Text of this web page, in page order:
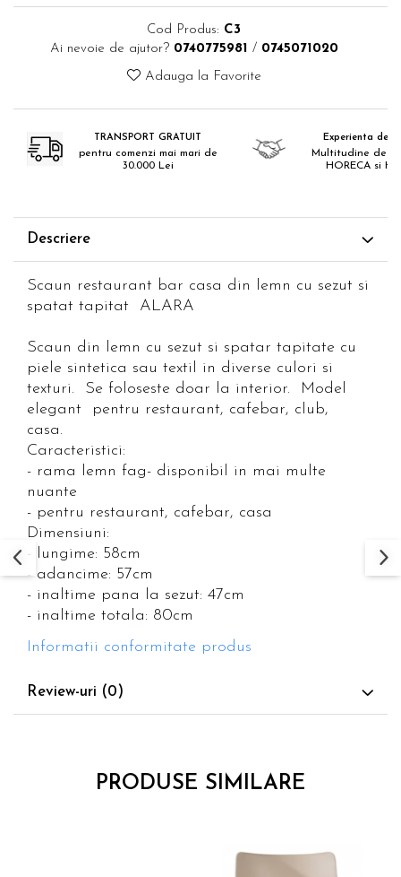
Cod Produs: C3
Ai nevoie de ajutor? 0740775981 / 0745071020
Adauga la Favorite
TRANSPORT GRATUIT
pentru comenzi mai mari de
30.000 Lei
Experienta de
Multitudine de
HORECA si
Descriere
Scaun restaurant bar casa din lemn cu sezut si
spatat tapitat ALARA
Scaun din lemn cu sezut si spatar tapitate cu
piele sintetica sau textil in diverse culori si
texturi. Se foloseste doar la interior. Model
elegant pentru restaurant, cafebar, club,
casa.
Caracteristici:
- rama lemn fag- disponibil in mai multe
nuante
- pentru restaurant, cafebar, casa
Dimensiuni:
- lungime: 58cm
- adancime: 57cm
- inaltime pana la sezut: 47cm
- inaltime totala: 80cm
Informatii conformitate produs
Review-uri (0)
PRODUSE SIMILARE